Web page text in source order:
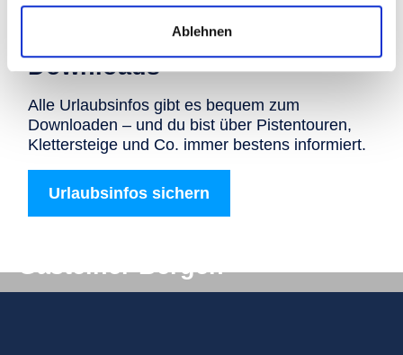
Ablehnen
Downloads
Alle Urlaubsinfos gibt es bequem zum
Downloaden – und du bist über Pistentouren,
Klettersteige und Co. immer bestens informiert.
Urlaubsinfos sichern
Gasteiner Bergen